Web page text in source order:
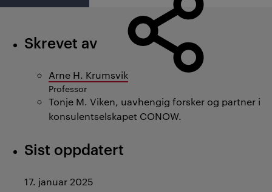
Skrevet av
Arne H. Krumsvik
Professor
Tonje M. Viken, uavhengig forsker og partner i
konsulentselskapet CONOW.
Sist oppdatert
17. januar 2025